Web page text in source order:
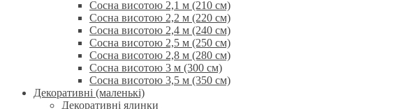
Сосна висотою 2,1 м (210 см)
Сосна висотою 2,2 м (220 см)
Сосна висотою 2,4 м (240 см)
Сосна висотою 2,5 м (250 см)
Сосна висотою 2,8 м (280 см)
Сосна висотою 3 м (300 см)
Сосна висотою 3,5 м (350 см)
Декоративні (маленькі)
Декоративні ялинки